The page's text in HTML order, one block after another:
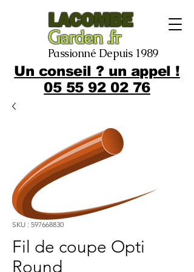
LACOMBE
Garden .fr
Passionné Depuis 1989
Un conseil ? un appel !
05 55 92 02 76
SKU : 597668830
Fil de coupe Opti
Round